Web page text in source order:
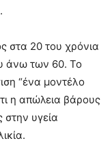
στα 20 του χρόνια
άνω των 60. Το
“ένα μοντέλο
η απώλεια βάρους
στην υγεία